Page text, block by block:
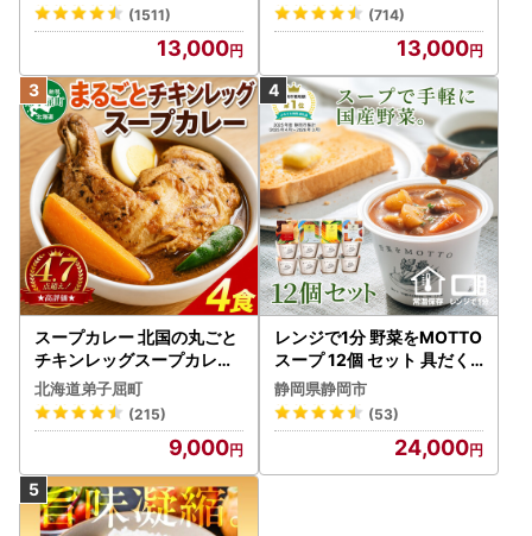
(1511)
13,000
(714)
13,000
スープカレー 北国の丸ごと
チキンレッグスープカレー
4個 3739
北海道弟子屈町
(215)
9,000
レンジで1分 野菜をMOTTO
スープ 12個 セット 具だく
さんスープ 朝食 惣菜 国産
野菜 常温保存
静岡県静岡市
(53)
24,000